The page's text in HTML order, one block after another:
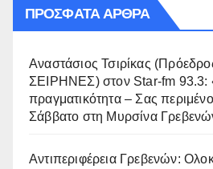
ΠΡΌΣΦΑΤΑ ΆΡΘΡΑ
Αναστάσιος Τσιρίκας
ΣΕΙΡΗΝΕΣ) στον Star-fm 93.3:
πραγματικότητα – Σας
Σάββατο στη Μυρσίνα
Αντιπεριφέρεια Γρεβενών: